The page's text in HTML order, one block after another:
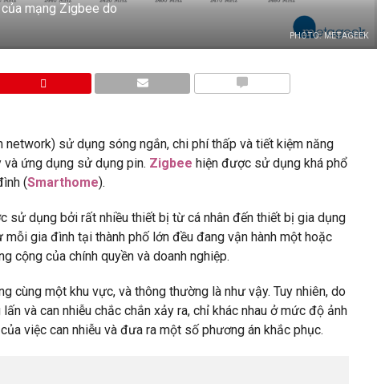
mạng Zigbee do
PHOTO: METAGEEK
network) sử dụng sóng ngắn, chi phí thấp và tiết kiệm năng
và ứng dụng sử dụng pin. Zigbee hiện được sử dụng khá phổ
(Smarthome).
sử dụng bởi rất nhiều thiết bị từ cá nhân đến thiết bị gia dụng
mỗi gia đình tại thành phố lớn đều đang vận hành một hoặc
cộng của chính quyền và doanh nghiệp.
cùng một khu vực, và thông thường là như vậy. Tuy nhiên, do
và can nhiễu chắc chắn xảy ra, chỉ khác nhau ở mức độ ảnh
việc can nhiễu và đưa ra một số phương án khắc phục.